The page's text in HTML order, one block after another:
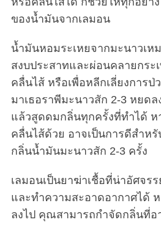
ของน้ำมันจากเลมอน
น้ำมันหอมระเหยจากมะนาวเห
สงบประสาทและผ่อนคลายกระ
คลื่นไส้ หรือเพื่อหลีกเลี่ยงการ
มาเธอราพีมะนาวสัก 2-3 หยด
แล้วสูดดมกลิ่นทุกครั้งที่ทำได้
คลื่นไส้ด้วย อาจเป็นการดีสำห
กลิ่นน้ำมันมะนาวสัก 2-3 ครั้ง
เลมอนเป็นยาฆ่าเชื้อที่น่าอัศจร
และทำความสะอาดอากาศได้
ลงไป คุณสามารถกำจัดกลิ่นที่